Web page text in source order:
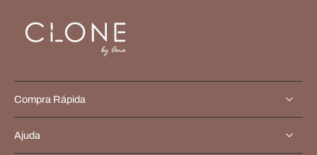
Compra Rápida
Ajuda